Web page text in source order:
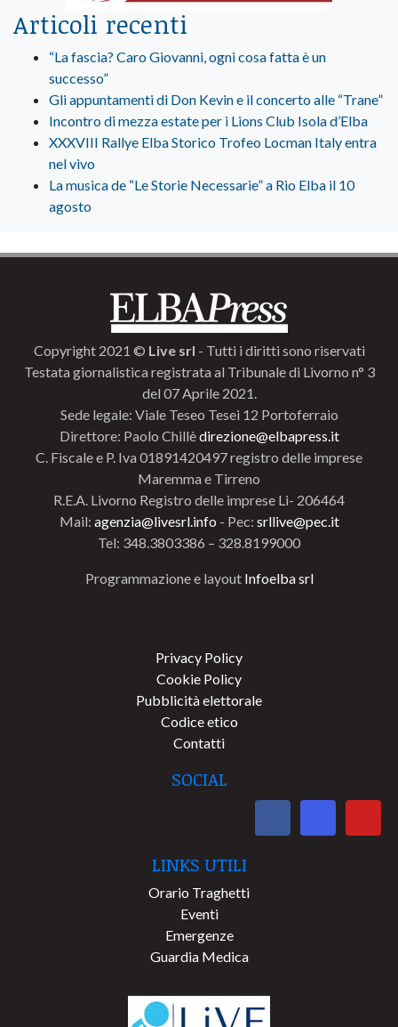
Articoli recenti
“La fascia? Caro Giovanni, ogni cosa fatta è un
successo”
Gli appuntamenti di Don Kevin e il concerto alle “Trane”
Incontro di mezza estate per i Lions Club Isola d’Elba
XXXVIII Rallye Elba Storico Trofeo Locman Italy entra
nel vivo
La musica de “Le Storie Necessarie” a Rio Elba il 10
agosto
Copyright 2021 © Live srl - Tutti i diritti sono riservati
Testata giornalistica registrata al Tribunale di Livorno n° 3
del 07 Aprile 2021.
Sede legale: Viale Teseo Tesei 12 Portoferraio
Direttore: Paolo Chillèdirezione@elbapress.it
C. Fiscale e P. Iva 01891420497 registro delle imprese
Maremma e Tirreno
R.E.A. Livorno Registro delle imprese Li- 206464
Mail: agenzia@livesrl.info - Pec: srllive@pec.it
Tel: 348.3803386 – 328.8199000
Programmazione e layout Infoelba srl
Privacy Policy
Cookie Policy
Pubblicità elettorale
Codice etico
Contatti
SOCIAL
LINKS UTILI
Orario Traghetti
Eventi
Emergenze
Guardia Medica